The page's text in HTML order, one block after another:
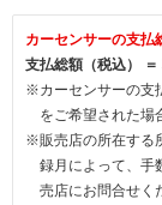
カーセンサーの支払
支払総額（税込）
※カーセンサーの支
をご希望された場
※販売店の所在する
録月によって、手
売店にお問合せく